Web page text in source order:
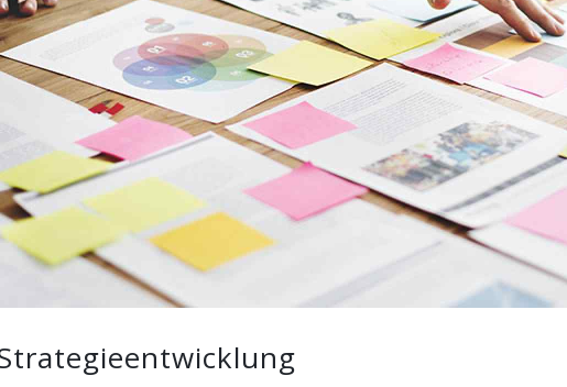
Trainerausbildung
Forschung
Leader
Keynote
Speaker
Nutzen
Veröffentlichungen
Downloads
Presseberichte